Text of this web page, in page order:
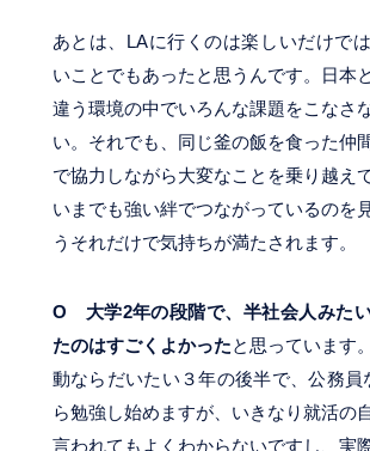
あとは、LAに行くのは楽しいだけで
いことでもあったと思うんです。日本
違う環境の中でいろんな課題をこなさ
い。それでも、同じ釜の飯を食った仲
で協力しながら大変なことを乗り越え
いまでも強い絆でつながっているのを
うそれだけで気持ちが満たされます。
O
大学2年の段階で、半社会人みた
たのはすごくよかったと思っています
動ならだいたい３年の後半で、公務員
ら勉強し始めますが、いきなり就活の
言われてもよくわからないですし、実